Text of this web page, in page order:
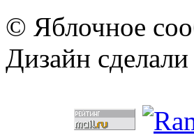
© Яблочное
Дизайн сделали